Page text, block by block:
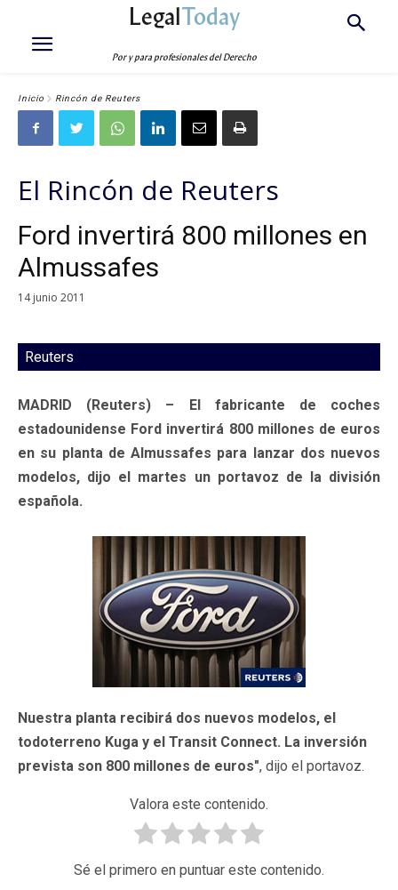
LegalToday
Por y para profesionales del Derecho
Inicio Rincón de Reuters
El Rincón de Reuters
Ford invertirá 800 millones en
Almussafes
14 junio 2011
Reuters
MADRID (Reuters) – El fabricante de coches
estadounidense Ford invertirá 800 millones de euros
en su planta de Almussafes para lanzar dos nuevos
modelos, dijo el martes un portavoz de la división
española.
Nuestra planta recibirá dos nuevos modelos, el
todoterreno Kuga y el Transit Connect. La inversión
prevista son 800 millones de euros", dijo el portavoz.
Valora este contenido.
Sé el primero en puntuar este contenido.